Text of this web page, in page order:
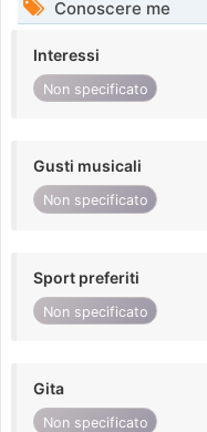
Conoscere me
Interessi
Non specificato
Gusti musicali
Non specificato
Sport preferiti
Non specificato
Gita
Non specificato